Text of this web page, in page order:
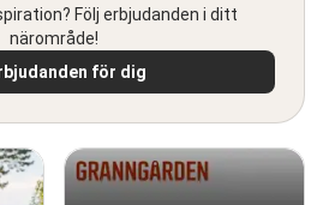
Följ erbjudanden i ditt
närområde!
för dig